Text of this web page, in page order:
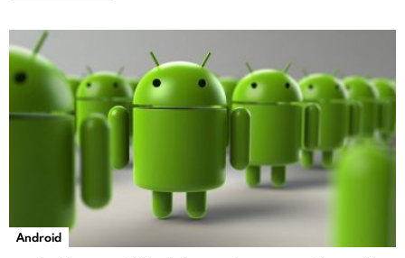
Android